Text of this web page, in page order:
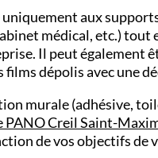
uniquement aux
médical, etc.)
Il peut également
dépolis avec une
murale (adhésive,
PANOCreil Saint-
de vos objectifs de